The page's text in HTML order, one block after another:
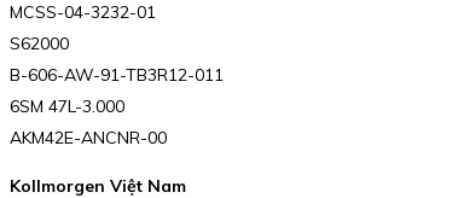
MCSS-04-3232-01
S62000
B-606-AW-91-TB3R12-011
6SM 47L-3.000
AKM42E-ANCNR-00
Kollmorgen Việt Nam